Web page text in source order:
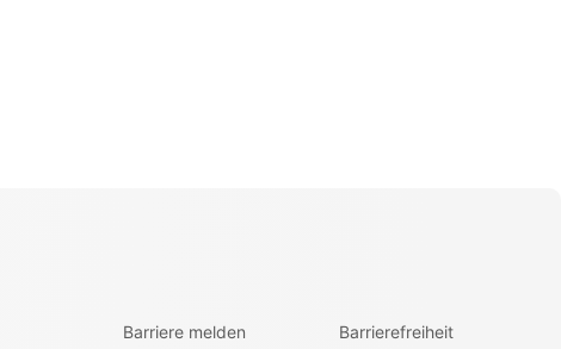
Barriere melden Barrierefreiheit